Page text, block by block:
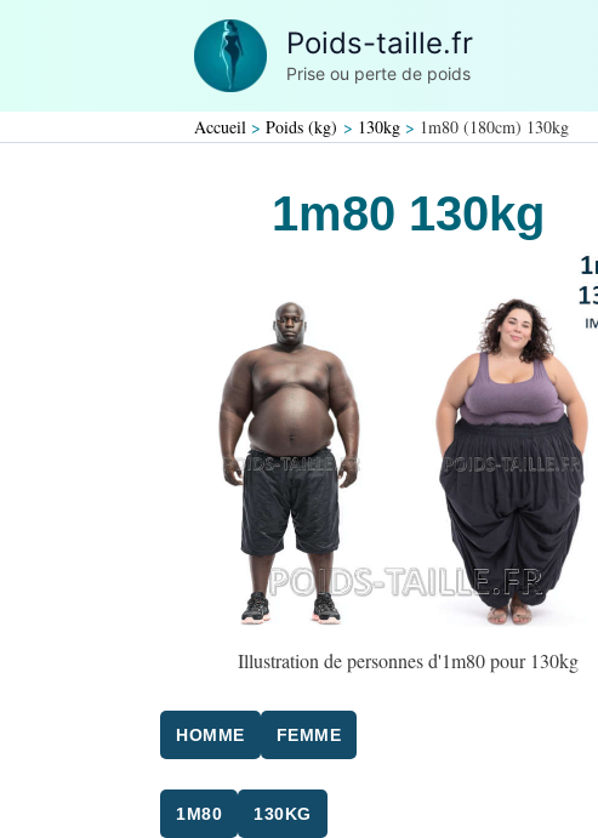
Poids-taille.fr
Prise ou perte de poids
Accueil Poids (kg) 130kg 1m80 (180cm) 130kg
1m80 130kg
Illustration de personnes d'1m80 pour 130kg
HOMME FEMME
1M80 130KG